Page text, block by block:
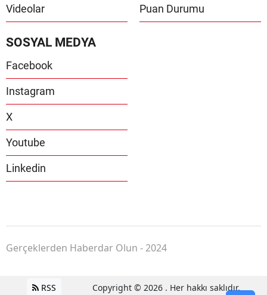
Videolar Puan Durumu
SOSYAL MEDYA
Facebook
Instagram
X
Youtube
Linkedin
Gerçeklerden Haberdar Olun - 2024
RSS Copyright © 2026 . Her hakkı saklıdır.